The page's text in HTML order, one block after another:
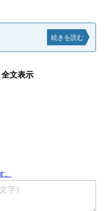
続きを読む
全文表示